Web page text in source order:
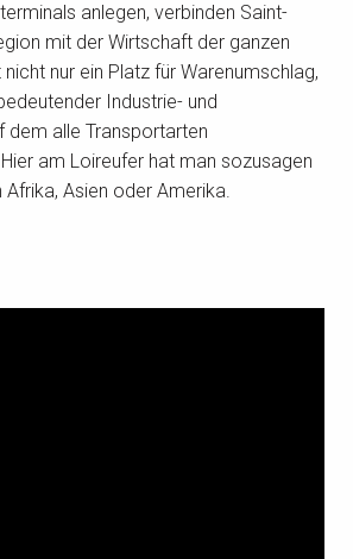
anlegen, verbinden Saint-
mit der Wirtschaft der ganzen
nur ein Platz für Warenumschlag,
Industrie- und
dem alle Transportarten
am Loireufer hat man sozusagen
Afrika, Asien oder Amerika.